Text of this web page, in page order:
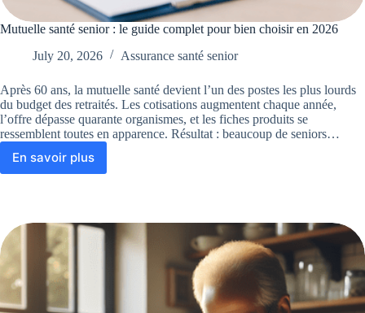
Mutuelle santé senior : le guide complet pour bien choisir en 2026
July 20, 2026
Assurance santé senior
Après 60 ans, la mutuelle santé devient l’un des postes les plus lourds
du budget des retraités. Les cotisations augmentent chaque année,
l’offre dépasse quarante organismes, et les fiches produits se
ressemblent toutes en apparence. Résultat : beaucoup de seniors…
En savoir plus